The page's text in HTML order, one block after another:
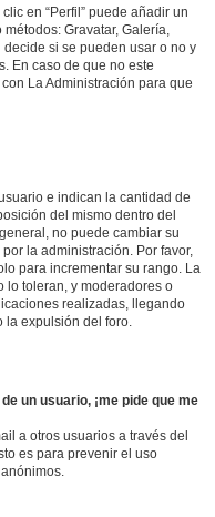
en “Perfil” puede añadir un
Gravatar, Galería,
si se pueden usar o no y
En caso de que no este
La Administración para que
e indican la cantidad de
del mismo dentro del
no puede cambiar su
la administración. Por favor,
para incrementar su rango. La
lo toleran, y moderadores o
realizadas, llegando
la expulsión del foro.
un usuario, ¡me pide que me
a otros usuarios a través del
es para prevenir el uso